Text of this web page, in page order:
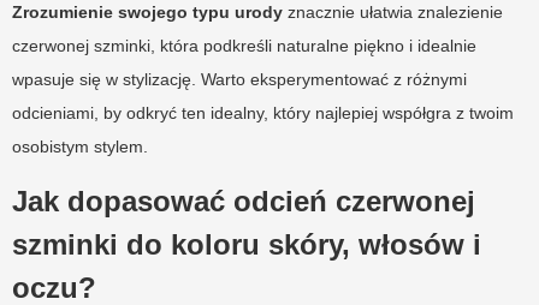
Zrozumienie swojego typu urody znacznie ułatwia znalezienie
czerwonej szminki, która podkreśli naturalne piękno i idealnie
wpasuje się w stylizację. Warto eksperymentować z różnymi
odcieniami, by odkryć ten idealny, który najlepiej współgra z twoim
osobistym stylem.
Jak dopasować odcień czerwonej
szminki do koloru skóry, włosów i
oczu?